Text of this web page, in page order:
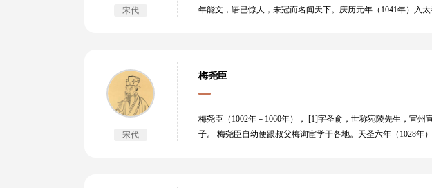
宋代
年能文，语已惊人，未冠而名闻天下。庆历元年（1041年）入
文。其文以议论见长，立论警策，说理曲折尽意，文辞和缓纡
《上蔡学士书》都是议论文章的代表之作。曾巩也长于诗，
卷，保存曾巩文章较多。
宋代
梅尧臣
梅尧臣（1002年－1060年）， [1]字圣俞，世称宛陵先生，宣
子。 梅尧臣自幼便跟叔父梅询宦学于各地。天圣六年（1028